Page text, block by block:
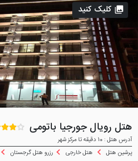
هتل رویال جورجیا باتومی
آدرس هتل : 10 دقیقه تا مرکز شهر
پرشین هتل
هتل خارجی رزرو هتل گرجستان
کلیک کنید